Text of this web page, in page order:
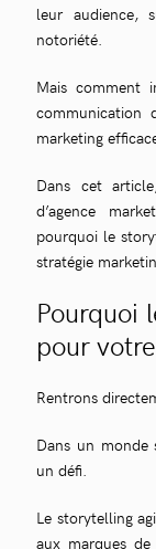
leur audience,
notoriété.
Mais comment
communication
marketing
Dans cet
d’agence
pourquoi le
stratégie
Pourquoi
pour
Rentrons
Dans un monde
un défi.
Le storytelling
aux marques